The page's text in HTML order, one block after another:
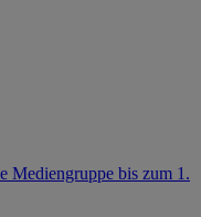
Mediengruppe bis zum 1.